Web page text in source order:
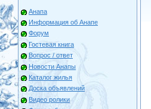
Анапа
Информация об Анапе
Форум
Гостевая книга
Вопрос / ответ
Новости Анапы
Каталог жилья
Доска объявлений
Видео ролики